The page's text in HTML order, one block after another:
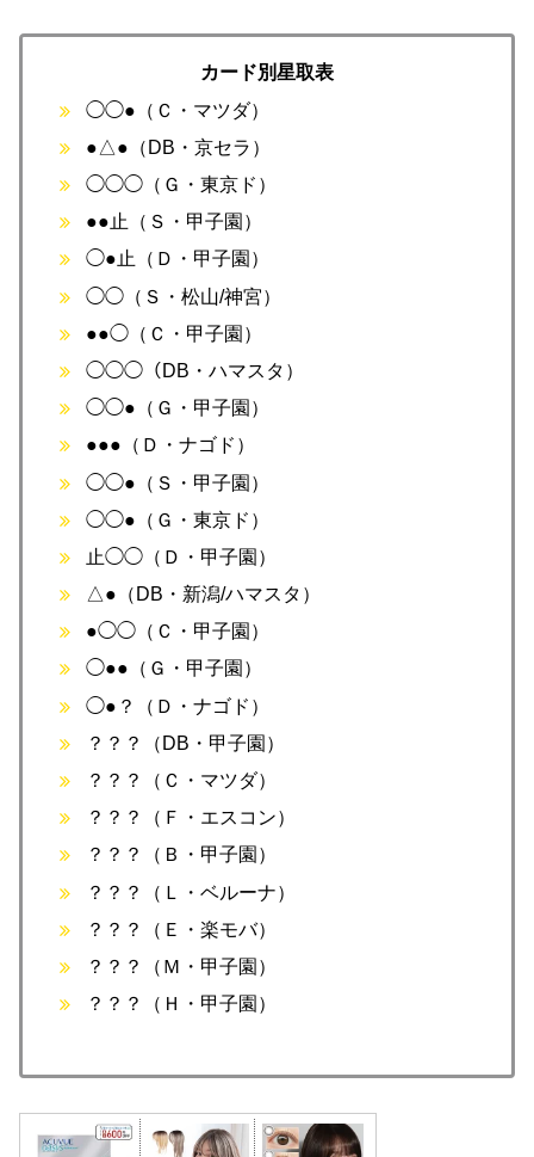
カード別星取表
◯◯●（Ｃ・マツダ）
●△●（DB・京セラ）
◯◯◯（Ｇ・東京ド）
●●止（Ｓ・甲子園）
◯●止（Ｄ・甲子園）
◯◯（Ｓ・松山/神宮）
●●◯（Ｃ・甲子園）
◯◯◯（DB・ハマスタ）
◯◯●（Ｇ・甲子園）
●●●（Ｄ・ナゴド）
◯◯●（Ｓ・甲子園）
◯◯●（Ｇ・東京ド）
止◯◯（Ｄ・甲子園）
△●（DB・新潟/ハマスタ）
●◯◯（Ｃ・甲子園）
◯●●（Ｇ・甲子園）
◯●？（Ｄ・ナゴド）
？？？（DB・甲子園）
？？？（Ｃ・マツダ）
？？？（Ｆ・エスコン）
？？？（Ｂ・甲子園）
？？？（Ｌ・ベルーナ）
？？？（Ｅ・楽モバ）
？？？（Ｍ・甲子園）
？？？（Ｈ・甲子園）